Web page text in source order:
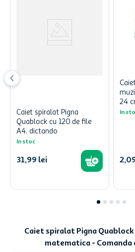
Caiet spiralat Pigna
Quablock cu 120 de file
A4, dictando
In stoc
31,99 lei
24
In
2,
Caiet spiralat Pigna
matematica - Comanda